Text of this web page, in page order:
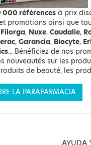
000 références à prix
promotions ainsi que
Filorga, Nuxe, Caudalie,
, Garancia, Biocyte,
... Bénéficiez de nos
nouveautés sur les
de beauté, les
LA PARAFARMACIA
AYUDA